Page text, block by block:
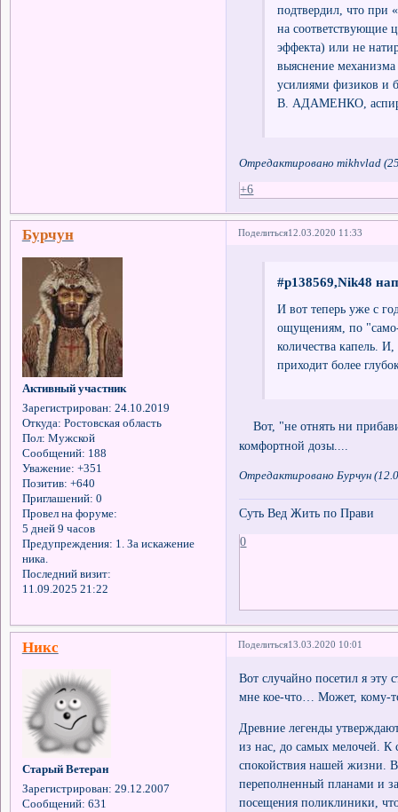
подтвердил, что при
на соответствующие
эффекта) или не
выяснение
усилиями физиков и
В. АДАМЕНКО,
Отредактировано mikhvlad
+6
Поделиться12.03.2020 11:33
Бурчун
Активный участник
Зарегистрирован: 24.10.2019
Откуда: Ростовская область
Пол: Мужской
Сообщений: 188
Уважение: +351
Позитив: +640
Приглашений: 0
Провел на форуме:
5 дней 9 часов
Предупреждения: 1. За искажение
ника.
Последний визит:
11.09.2025 21:22
#p138569,Nik48
И вот теперь уже с
ощущениям, по "само-
количества капель.
приходит более
Вот, "не отнять ни
комфортной дозы....
Отредактировано Бурчун
Суть Вед Жить по Прави
0
Поделиться13.03.2020 10:01
Никс
Старый Ветеран
Зарегистрирован: 29.12.2007
Сообщений: 631
Вот случайно посетил я
мне кое-что… Может, кому-
Древние легенды
из нас, до самых мелочей. К
спокойствия нашей жизни.
переполненный планами и
посещения поликлиники,